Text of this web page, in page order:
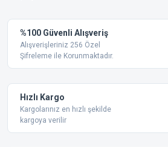
%100 Güvenli Alışveriş
Alışverişleriniz 256 Özel
Şifreleme ile Korunmaktadır.
Hızlı Kargo
Kargolarınız en hızlı şekilde
kargoya verilir